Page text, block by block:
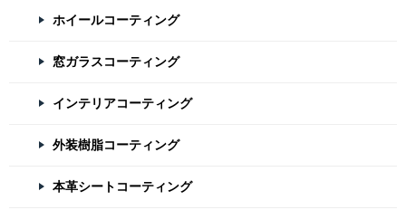
ホイールコーティング
窓ガラスコーティング
インテリアコーティング
外装樹脂コーティング
本革シートコーティング